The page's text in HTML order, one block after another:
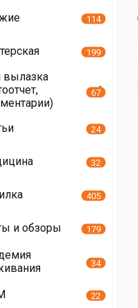
114
199
вылазка
67
24
32
405
и обзоры 179
34
22